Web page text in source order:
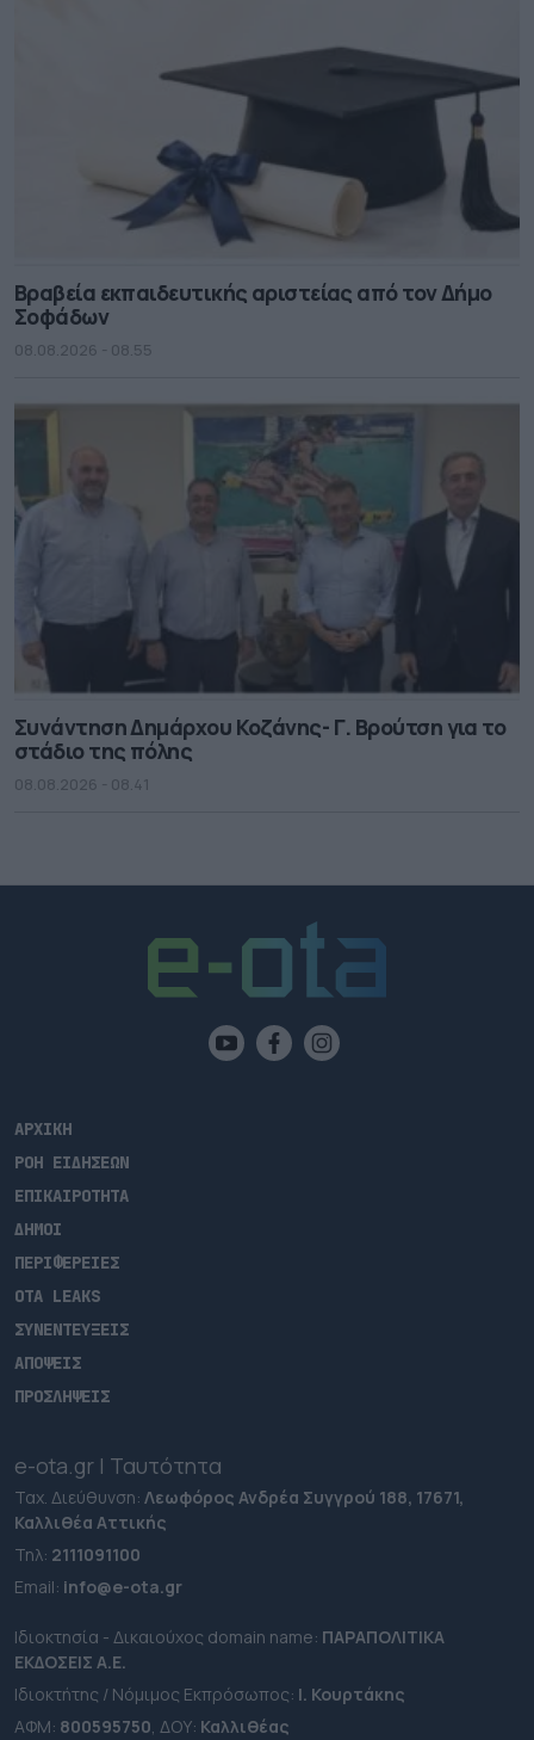
Βραβεία εκπαιδευτικής αριστείας από τον Δήμο
Σοφάδων
08.08.2026 - 08.55
Συνάντηση Δημάρχου Κοζάνης- Γ. Βρούτση για το
στάδιο της πόλης
08.08.2026 - 08.41
ΑΡΧΙΚΗ
ΡΟΗ ΕΙΔΗΣΕΩΝ
ΕΠΙΚΑΙΡΟΤΗΤΑ
ΔΗΜΟΙ
ΠΕΡΙΦΕΡΕΙΕΣ
OTA LEAKS
ΣΥΝΕΝΤΕΥΞΕΙΣ
ΑΠΟΨΕΙΣ
ΠΡΟΣΛΗΨΕΙΣ
e-ota.gr | Ταυτότητα
Ταχ. Διεύθυνση: Λεωφόρος Ανδρέα Συγγρού 188, 17671,
Καλλιθέα Αττικής
Τηλ: 2111091100
Εmail: info@e-ota.gr
Ιδιοκτησία - Δικαιούχος domain name: ΠΑΡΑΠΟΛΙΤΙΚΑ
ΕΚΔΟΣΕΙΣ A.E.
Ιδιοκτήτης / Νόμιμος Εκπρόσωπος: Ι. Κουρτάκης
ΑΦΜ: 800595750, ΔΟΥ: Καλλιθέας